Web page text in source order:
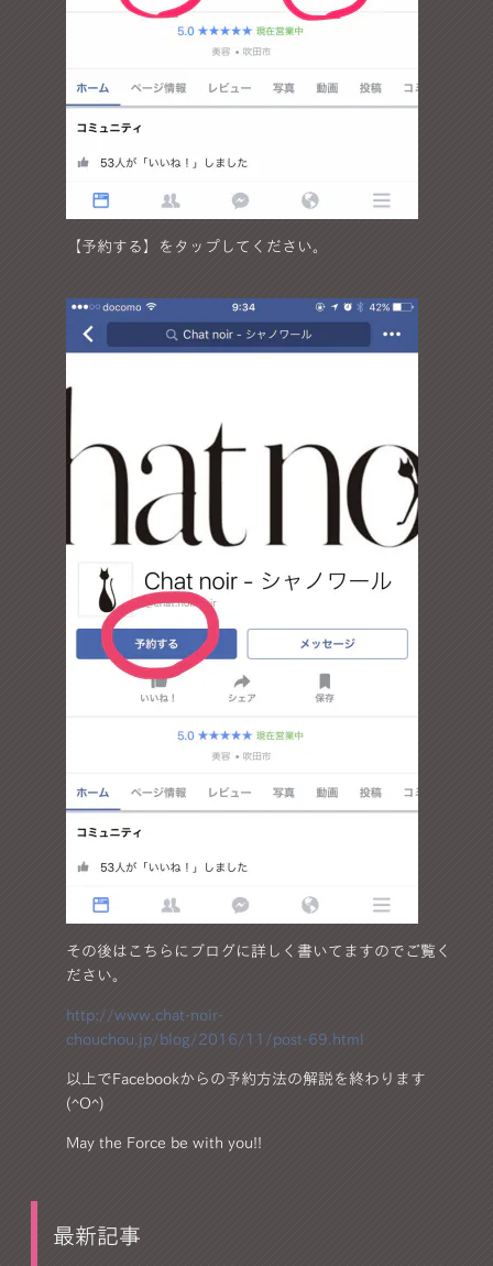
【予約する】をタップしてください。
その後はこちらにブログに詳しく書いてますのでご覧く
ださい。
http://www.chat-noir-
chouchou.jp/blog/2016/11/post-69.html
以上でFacebookからの予約方法の解説を終わります
(^O^)
May the Force be with you!!
最新記事